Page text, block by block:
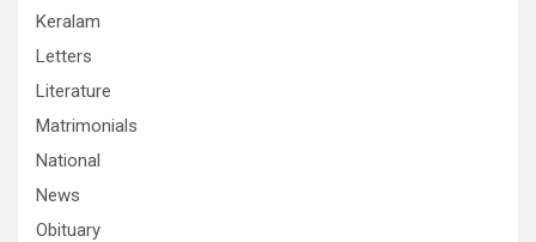
Keralam
Letters
Literature
Matrimonials
National
News
Obituary